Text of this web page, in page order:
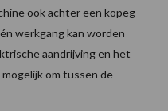
ook achter een kopeg
werkgang kan worden
aandrijving en het
om tussen de